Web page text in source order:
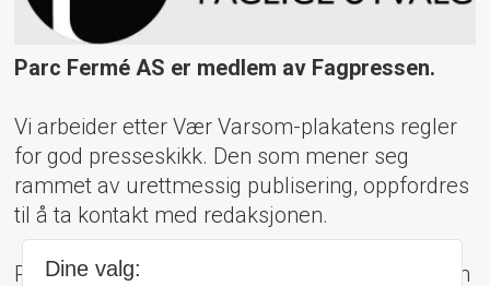
Parc Fermé AS er medlem av Fagpressen.
Vi arbeider etter Vær Varsom-plakatens regler
for god presseskikk. Den som mener seg
rammet av urettmessig publisering, oppfordres
til å ta kontakt med redaksjonen.
Pressens Faglige Utvalg (PFU) er et klageorgan
Dine valg: